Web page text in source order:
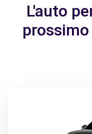
L'auto
prossimo